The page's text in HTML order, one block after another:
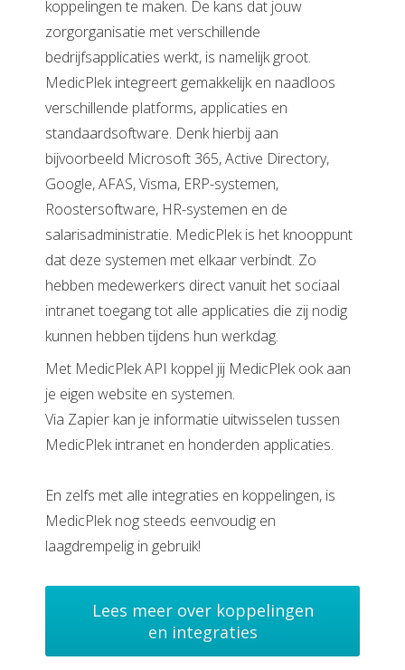
koppelingen te maken. De kans dat jouw
zorgorganisatie met verschillende
bedrijfsapplicaties werkt, is namelijk groot.
MedicPlek integreert gemakkelijk en naadloos
verschillende platforms, applicaties en
standaardsoftware. Denk hierbij aan
bijvoorbeeld Microsoft 365, Active Directory,
Google, AFAS, Visma, ERP-systemen,
Roostersoftware, HR-systemen en de
salarisadministratie. MedicPlek is het knooppunt
dat deze systemen met elkaar verbindt. Zo
hebben medewerkers direct vanuit het sociaal
intranet toegang tot alle applicaties die zij nodig
kunnen hebben tijdens hun werkdag.
Met MedicPlek API koppel jij MedicPlek ook aan
je eigen website en systemen.
Via Zapier kan je informatie uitwisselen tussen
MedicPlek intranet en honderden applicaties.
En zelfs met alle integraties en koppelingen, is
MedicPlek nog steeds eenvoudig en
laagdrempelig in gebruik!
Lees meer over koppelingen
en integraties